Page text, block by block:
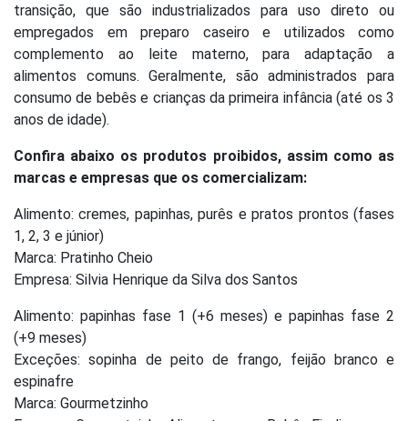
transição, que são industrializados para uso direto ou
empregados em preparo caseiro e utilizados como
complemento ao leite materno, para adaptação a
alimentos comuns. Geralmente, são administrados para
consumo de bebês e crianças da primeira infância (até os 3
anos de idade).
Confira abaixo os produtos proibidos, assim como as
marcas e empresas que os comercializam:
Alimento: cremes, papinhas, purês e pratos prontos (fases
1, 2, 3 e júnior)
Marca: Pratinho Cheio
Empresa: Silvia Henrique da Silva dos Santos
Alimento: papinhas fase 1 (+6 meses) e papinhas fase 2
(+9 meses)
Exceções: sopinha de peito de frango, feijão branco e
espinafre
Marca: Gourmetzinho